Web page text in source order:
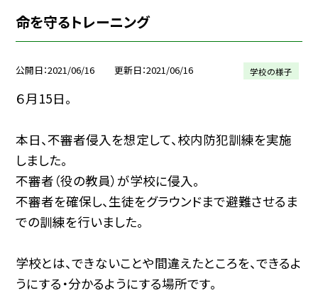
命を守るトレーニング
公開日 2021/06/16 更新日 2021/06/16 学校の様子
６月15日。
本日、不審者侵入を想定して、校内防犯訓練を実施
しました。
不審者（役の教員）が学校に侵入。
不審者を確保し、生徒をグラウンドまで避難させるま
での訓練を行いました。
学校とは、できないことや間違えたところを、できるよ
うにする・分かるようにする場所です。